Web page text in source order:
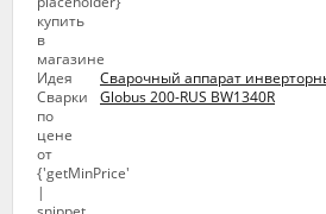
Сварочный аппарат
Globus 200-RUS BW1340R